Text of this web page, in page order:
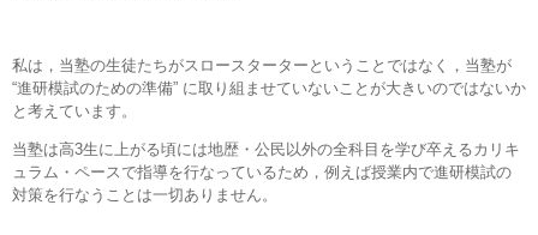
私は，当塾の生徒たちがスロースターターということではなく，当塾が
“進研模試のための準備” に取り組ませていないことが大きいのではないか
と考えています。
当塾は高3生に上がる頃には地歴・公民以外の全科目を学び卒えるカリキ
ュラム・ペースで指導を行なっているため，例えば授業内で進研模試の
対策を行なうことは一切ありません。